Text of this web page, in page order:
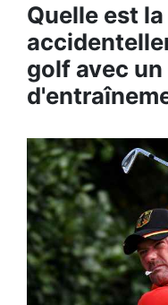
Quelle est
golf avec